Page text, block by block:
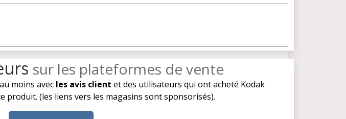
sur les plateformes de vente
moins avec les avis client et des utilisateurs qui ont acheté Kodak
(les liens vers les magasins sont sponsorisés).